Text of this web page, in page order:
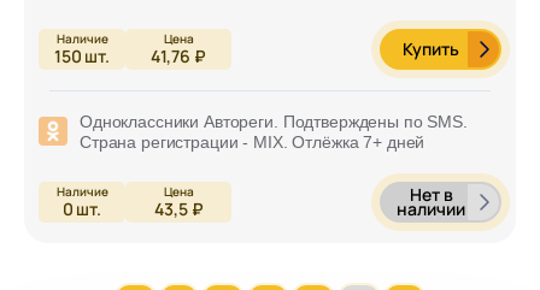
150 шт. 41,76 ₽ Купить
Одноклассники Автореги. Подтверждены по SMS.
Страна регистрации - MIX. Отлёжка 7+ дней
0 шт. 43,5 ₽
Нет в
наличии